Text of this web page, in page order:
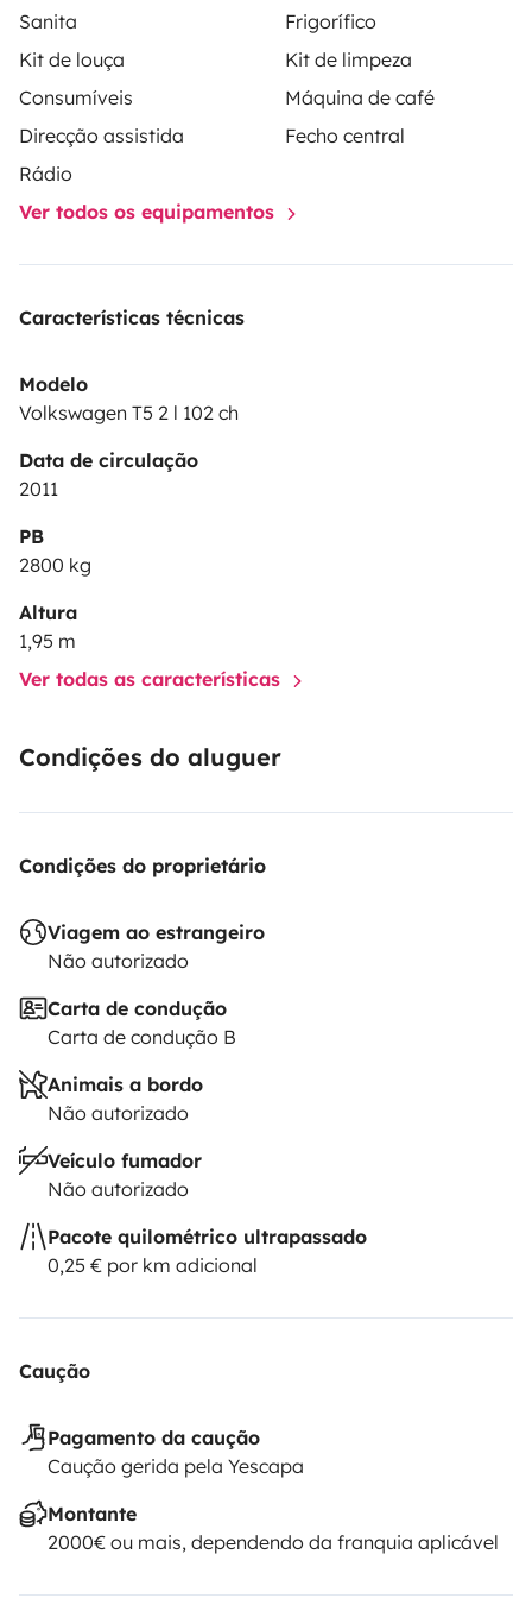
dessert une cuisine avec un réchaud, des rangements
cuisine et couverts, un réservoir d’eau avec robinet, le
matériel pour cuisiner et manger, une table pliante, 2
chaises transat pliantes, un tapis de sol, la douche
extérieur avec pompe à eau électrique.
Sanita
Frigorífico
Kit de louça
Kit de limpeza
Consumíveis
Máquina de café
Direcção assistida
Fecho central
Rádio
Ver todos os equipamentos
Características técnicas
Modelo
Volkswagen T5 2 l 102 ch
Data de circulação
2011
PB
2800 kg
Altura
1,95 m
Ver todas as características
Condições do aluguer
Condições do proprietário
Viagem ao estrangeiro
Não autorizado
Carta de condução
Carta de condução B
Animais a bordo
Não autorizado
Veículo fumador
Não autorizado
Pacote quilométrico ultrapassado
0,25 € por km adicional
Caução
Pagamento da caução
Caução gerida pela Yescapa
Montante
2000€ ou mais, dependendo da franquia aplicável